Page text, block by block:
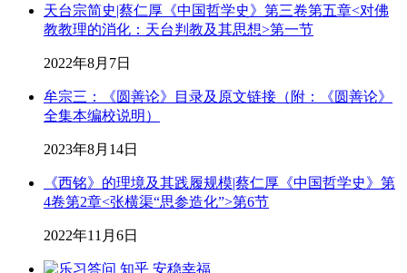
天台宗简史|蔡仁厚《中国哲学史》第三卷第五章<对佛
教教理的消化：天台判教及其思想>第一节
2022年8月7日
牟宗三：《圆善论》目录及原文链接（附：《圆善论》
全集本编校说明）
2023年8月14日
《西铭》的理境及其践履规模|蔡仁厚《中国哲学史》第
4卷第2章<张横渠“思参造化”>第6节
2022年11月6日